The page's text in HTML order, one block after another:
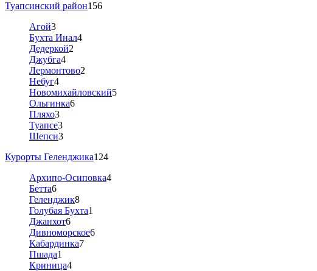
Туапсинский район156
Агой3
Бухта Инал4
Дедеркой2
Джубга4
Лермонтово2
Небуг4
Новомихайловский5
Ольгинка6
Пляхо3
Туапсе3
Шепси3
Курорты Геленджика124
Архипо-Осиповка4
Бетта6
Геленджик8
Голубая Бухта1
Джанхот6
Дивноморское6
Кабардинка7
Пшада1
Криница4